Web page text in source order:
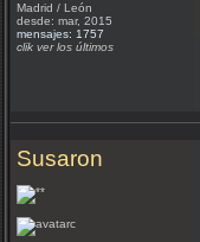
Madrid / León
desde: mar, 2015
mensajes: 1757
clik ver los últimos
Susaron